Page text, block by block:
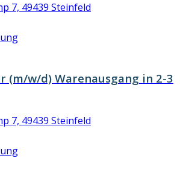
7, 49439 Steinfeld
(m/w/d) Warenausgang in 2-3
7, 49439 Steinfeld